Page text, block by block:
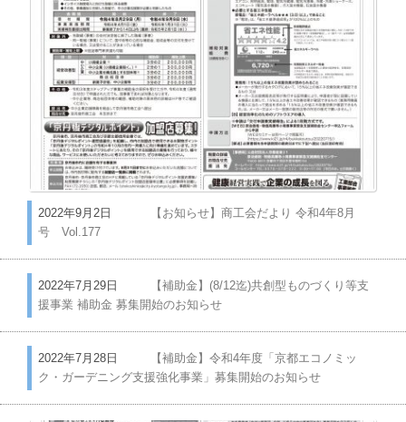
2022年9月2日
【お知らせ】商工会だより 令和4年8月
号 Vol.177
2022年7月29日
【補助金】(8/12迄)共創型ものづくり等支
援事業 補助金 募集開始のお知らせ
2022年7月28日
【補助金】令和4年度「京都エコノミッ
ク・ガーデニング支援強化事業」募集開始のお知らせ